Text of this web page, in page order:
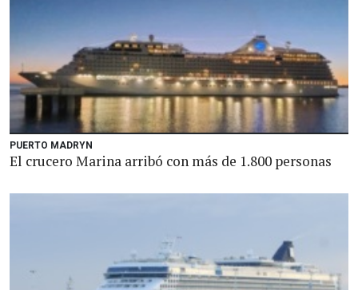
PUERTO MADRYN
El crucero Marina arribó con más de 1.800 personas